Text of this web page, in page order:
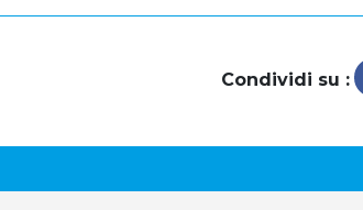
Condividi su :